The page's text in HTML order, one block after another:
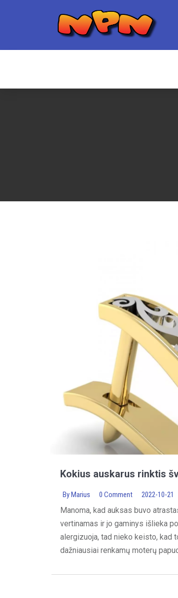
Kokius auskarus rinktis
ByMarius 0 Comment 2022-10-21
Manoma, kad auksas buvo
vertinamas ir jo gaminys išlieka
alergizuoja, tad nieko keisto, kad
dažniausiai renkamų moterų